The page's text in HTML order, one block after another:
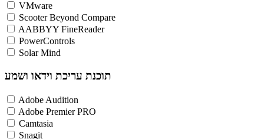
VMware
Scooter Beyond Compare
AABBYY FineReader
PowerControls
Solar Mind
תוכנת עריכת וידאו ושמע
Adobe Audition
Adobe Premier PRO
Camtasia
Snagit